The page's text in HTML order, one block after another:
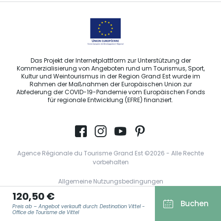
120,50 €
Preis ab – Angebot verkauft durch: Destination Vittel -
Office de Tourisme de Vittel
Buchen
Das Projekt der Internetplattform zur Unterstützung der
Kommerzialisierung von Angeboten rund um Tourismus, Sport,
Kultur und Weintourismus in der Region Grand Est wurde im
Rahmen der Maßnahmen der Europäischen Union zur
Abfederung der COVID-19-Pandemie vom Europäischen Fonds
für regionale Entwicklung (EFRE) finanziert.
Agence Régionale du Tourisme Grand Est ©2026 - Alle Rechte
vorbehalten
Allgemeine Nutzungsbedingungen
Datenschutzbestimmungen